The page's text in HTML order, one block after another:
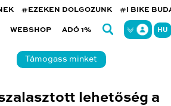
#EZEKEN DOLGOZUNK #I BIKE
WEBSHOP ADÓ 1% HU
Támogass minket
lehetőség a